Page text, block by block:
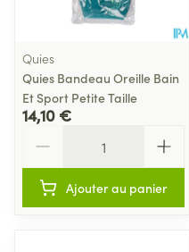
Quies
Quies Bandeau Oreille Bain
Et Sport Petite Taille
14,10 €
Ajouter au panier